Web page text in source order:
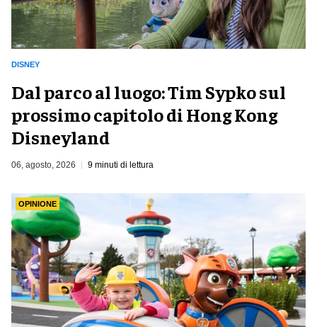
DISNEY
Dal parco al luogo: Tim Sypko sul
prossimo capitolo di Hong Kong
Disneyland
06, agosto, 2026 9 minuti di lettura
OPINIONE